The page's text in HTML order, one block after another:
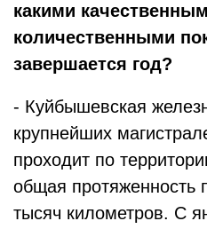
какими
количественными
завершается год?
- Куйбышевская
крупнейших
проходит по
общая протяженность
тысяч километров. С